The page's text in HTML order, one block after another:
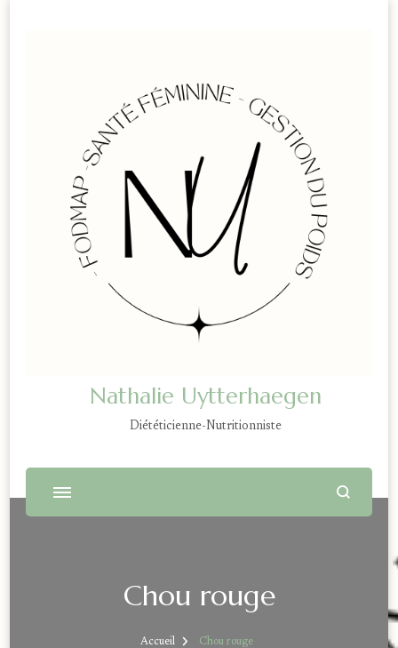
Nathalie Uytterhaegen
Diététicienne-Nutritionniste
Chou rouge
Accueil Chou rouge